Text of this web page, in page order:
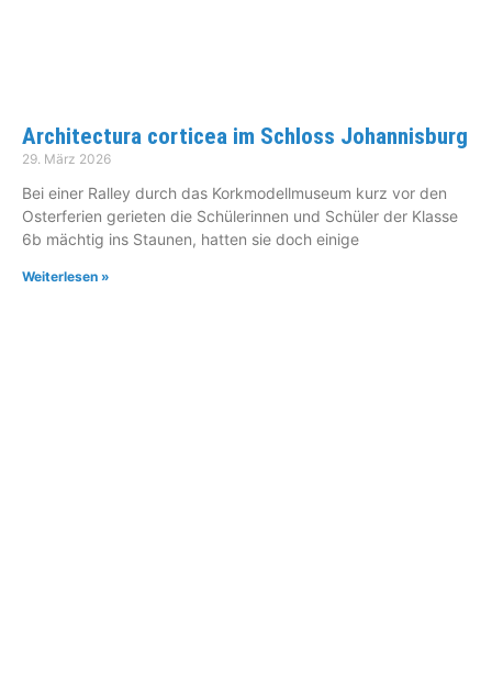
Architectura corticea im Schloss Johannisburg
29. März 2026
Bei einer Ralley durch das Korkmodellmuseum kurz vor den
Osterferien gerieten die Schülerinnen und Schüler der Klasse
6b mächtig ins Staunen, hatten sie doch einige
Weiterlesen »